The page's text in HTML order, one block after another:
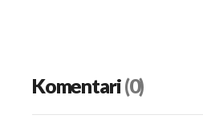
Komentari(0)